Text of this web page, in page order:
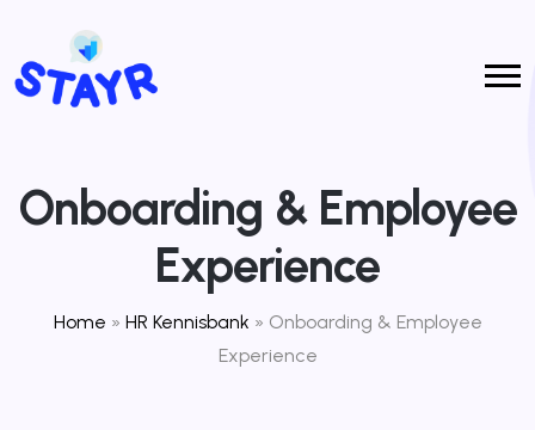
Onboarding & Employee
Experience
Home » HR Kennisbank » Onboarding & Employee
Experience